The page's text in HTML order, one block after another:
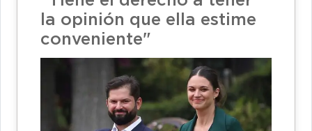
la opinión que ella estime
conveniente"